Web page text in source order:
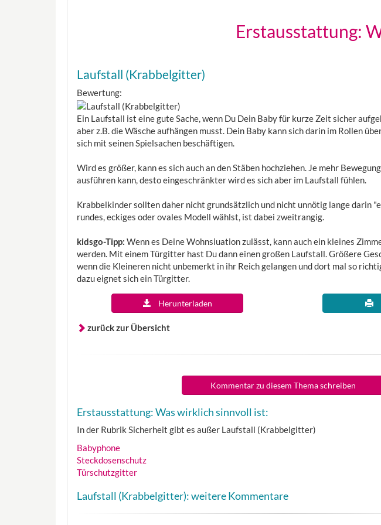
Erstausstattung:
Laufstall (Krabbelgitter)
Bewertung:
Ein Laufstall ist eine gute Sache, wenn Du Dein Baby für kurze Zeit sicher
aber z.B. die Wäsche aufhängen musst. Dein Baby kann sich darin im Rollen
sich mit seinen Spielsachen beschäftigen.
Wird es größer, kann es sich auch an den Stäben hochziehen. Je mehr
ausführen kann, desto eingeschränkter wird es sich aber im Laufstall fühlen.
Krabbelkinder sollten daher nicht grundsätzlich und nicht unnötig lange darin
rundes, eckiges oder ovales Modell wählst, ist dabei zweitrangig.
kidsgo-Tipp: Wenn es Deine Wohnsiuation zulässt, kann auch ein kleines
werden. Mit einem Türgitter hast Du dann einen großen Laufstall. Größere
wenn die Kleineren nicht unbemerkt in ihr Reich gelangen und dort mal so
dazu eignet sich ein Türgitter.
Herunterladen
zurück zur Übersicht
Kommentar zu diesem Thema schreiben
Erstausstattung: Was wirklich sinnvoll ist:
In der Rubrik Sicherheit gibt es außer Laufstall (Krabbelgitter)
Babyphone
Steckdosenschutz
Türschutzgitter
Laufstall (Krabbelgitter): weitere Kommentare